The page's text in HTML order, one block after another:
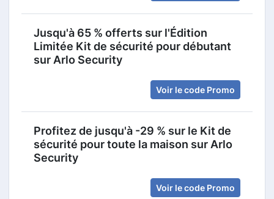
Jusqu'à 65 % offerts sur l'Édition
Limitée Kit de sécurité pour débutant
sur Arlo Security
Voir le code Promo
Profitez de jusqu'à -29 % sur le Kit de
sécurité pour toute la maison sur Arlo
Security
Voir le code Promo